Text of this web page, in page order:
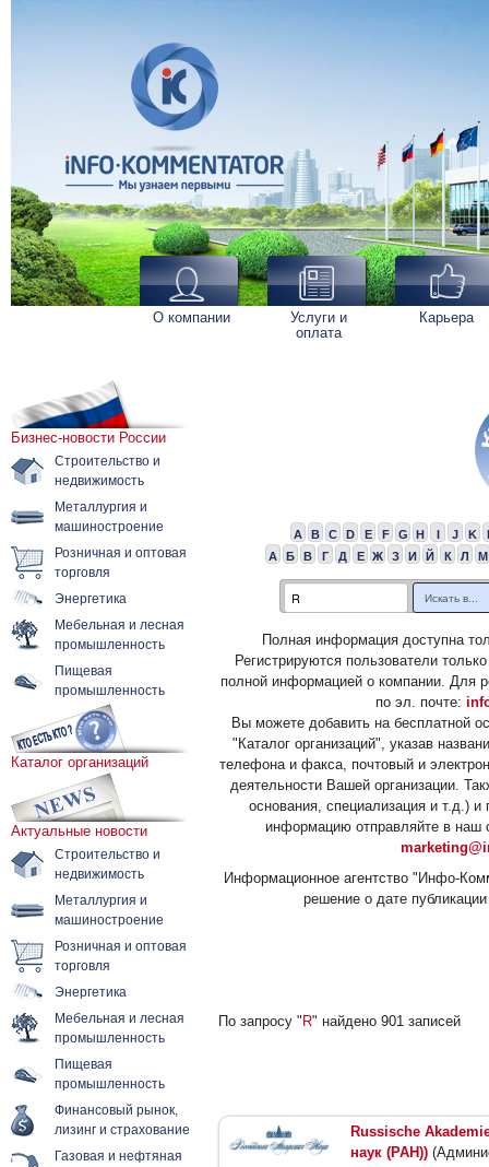
О компании
Услуги и
оплата
Карьера
Бизнес-новости России
Строительство и
недвижимость
Металлургия и
машиностроение
Розничная и оптовая
торговля
Энергетика
Мебельная и лесная
промышленность
Пищевая
промышленность
Каталог организаций
Актуальные новости
Строительство и
недвижимость
Металлургия и
машиностроение
Розничная и оптовая
торговля
Энергетика
Мебельная и лесная
промышленность
Пищевая
промышленность
Финансовый рынок,
лизинг и страхование
Газовая и нефтяная
A B C D E F G H I J K
А
Б В Г Д Е Ж З И Й К Л М
Полная информация доступна
Регистрируются пользователи
полной информацией о компании. Для
по эл. почте:
Вы можете добавить на бесплатной
"Каталог организаций", указав
телефона и факса, почтовый и
деятельности Вашей организации.
основания, специализация и т.д.)
информацию отправляйте в наш
Информационное агентство "Инфо-
решение о дате
По запросу " R" найдено 901 записей
Russische
наук (РАН))